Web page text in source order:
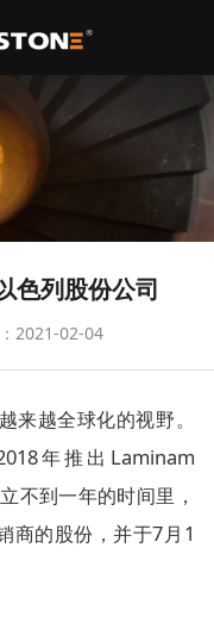
色列股份公司
2021-02-04
来越全球化的视野。
年推出Laminam
不到一年的时间里，
商的股份，并于7月1